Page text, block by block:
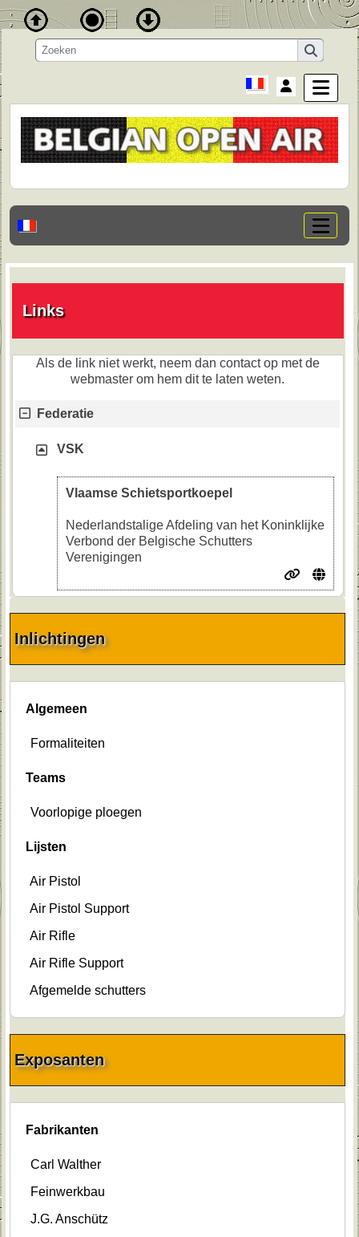
Inlichtingen
Algemeen
Formaliteiten
Teams
Voorlopige ploegen
Lijsten
Air Pistol
Air Pistol Support
Air Rifle
Air Rifle Support
Afgemelde schutters
Exposanten
Fabrikanten
Carl Walther
Feinwerkbau
J.G. Anschütz
Links
Als de link niet werkt, neem dan contact op met de
webmaster om hem dit te laten weten.
Federatie
VSK
Vlaamse Schietsportkoepel
Nederlandstalige Afdeling van het Koninklijke
Verbond der Belgische Schutters
Verenigingen